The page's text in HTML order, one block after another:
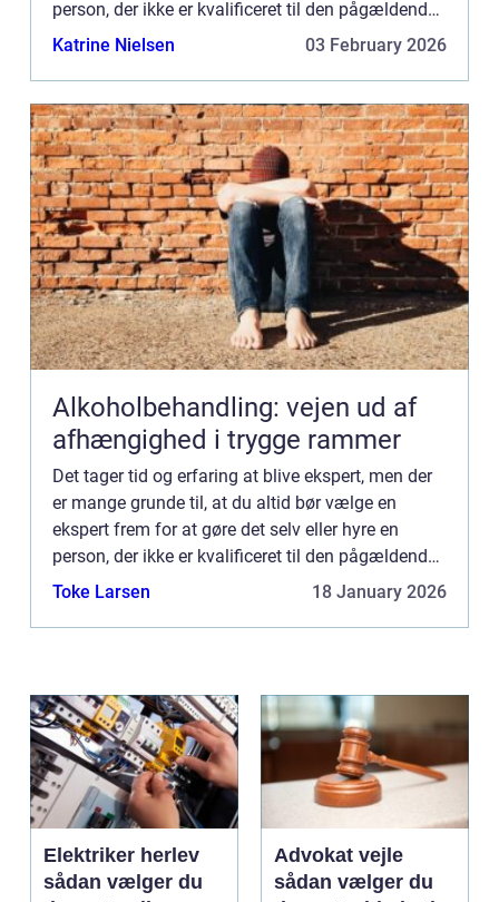
person, der ikke er kvalificeret til den pågældende
opgave. En af de vig...
Katrine Nielsen 03 February 2026
Alkoholbehandling: vejen ud af
afhængighed i trygge rammer
Det tager tid og erfaring at blive ekspert, men der
er mange grunde til, at du altid bør vælge en
ekspert frem for at gøre det selv eller hyre en
person, der ikke er kvalificeret til den pågældende
opgave. En af de vig...
Toke Larsen 18 January 2026
Elektriker herlev
sådan vælger du
Advokat vejle
sådan vælger du